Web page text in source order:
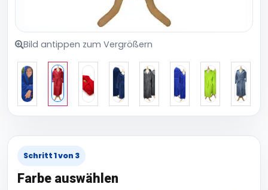
Bild antippen zum Vergrößern
Schritt 1 von 3
Farbe auswählen